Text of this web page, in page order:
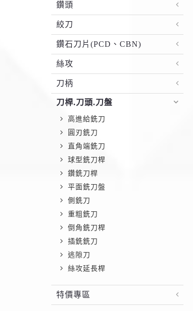
鑽頭
絞刀
鑽石刀片(PCD、CBN)
絲攻
刀柄
刀桿.刀頭.刀盤
高進給銑刀
圓刃銑刀
直角端銑刀
球型銑刀桿
鑽銑刀桿
平面銑刀盤
側銑刀
重粗銑刀
倒角銑刀桿
插銑銑刀
逃隙刀
絲攻延長桿
特價專區